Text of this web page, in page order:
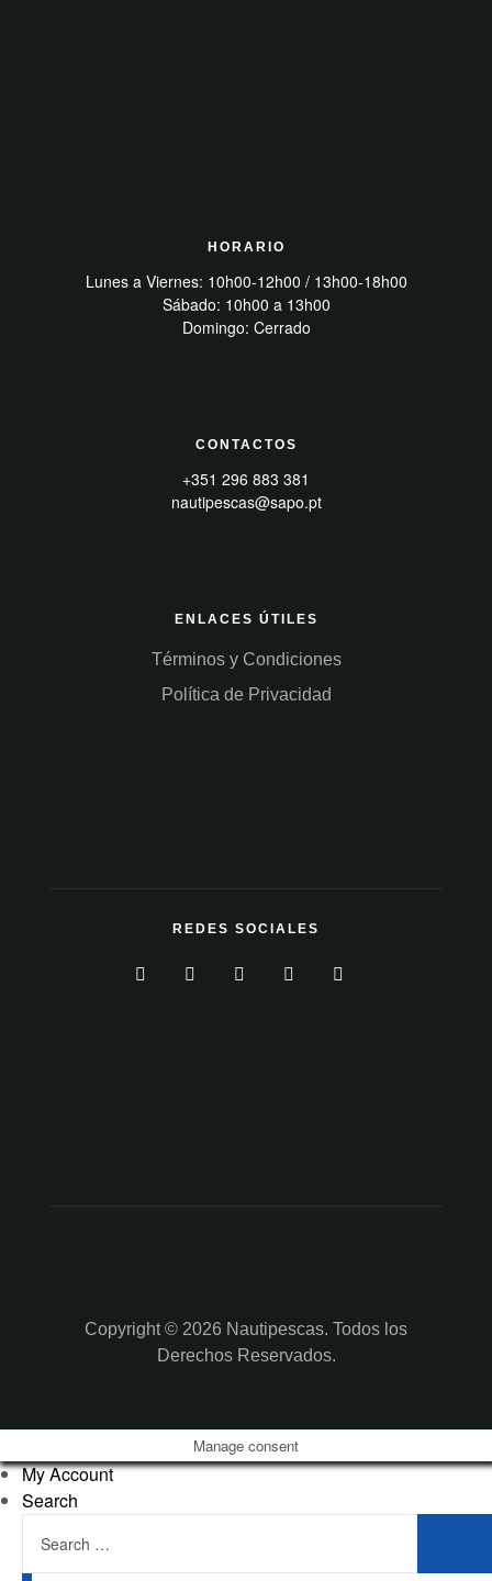
HORARIO
Lunes a Viernes: 10h00-12h00 / 13h00-18h00
Sábado: 10h00 a 13h00
Domingo: Cerrado
CONTACTOS
+351 296 883 381
nautipescas@sapo.pt
ENLACES ÚTILES
Términos y Condiciones
Política de Privacidad
REDES SOCIALES
Copyright © 2026 Nautipescas. Todos los
Derechos Reservados.
Manage consent
My Account
Search